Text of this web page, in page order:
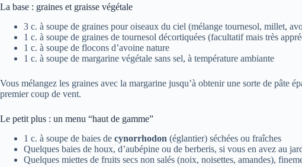
La base : graines et graisse végétale
3 c. à soupe de graines pour oiseaux du ciel (mélange tournesol, millet,
1 c. à soupe de graines de tournesol décortiquées (facultatif mais très
1 c. à soupe de flocons d’avoine nature
1 c. à soupe de margarine végétale sans sel, à température ambiante
Vous mélangez les graines avec la margarine jusqu’à obtenir une sorte de pâte
premier coup de vent.
Le petit plus : un menu “haut de gamme”
1 c. à soupe de baies de cynorrhodon (églantier) séchées ou fraîches
Quelques baies de houx, d’aubépine ou de berberis, si vous en avez au
Quelques miettes de fruits secs non salés (noix, noisettes, amandes),